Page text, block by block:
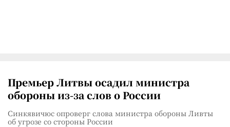
Премьер Литвы осадил министра
обороны из-за слов о России
Синкявичюс опроверг слова министра обороны Ливты
об угрозе со стороны России